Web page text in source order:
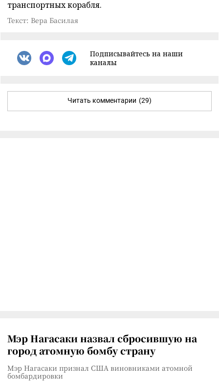
транспортных корабля.
Текст: Вера Басилая
Подписывайтесь на наши
каналы
Читать комментарии (29)
Мэр Нагасаки назвал сбросившую на
город атомную бомбу страну
Мэр Нагасаки признал США виновниками атомной
бомбардировки